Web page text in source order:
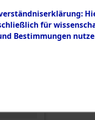
für
Bestimmungen